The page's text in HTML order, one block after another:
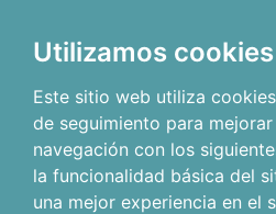
Utilizamos cookies
Este sitio web utiliza
de seguimiento para
navegación con los
la funcionalidad básica del
una mejor experiencia en el